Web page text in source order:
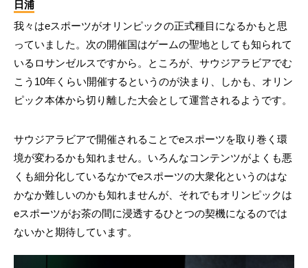
日浦
我々はeスポーツがオリンピックの正式種目になるかもと思
っていました。次の開催国はゲームの聖地としても知られて
いるロサンゼルスですから。ところが、サウジアラビアでむ
こう10年くらい開催するというのが決まり、しかも、オリン
ピック本体から切り離した大会として運営されるようです。
サウジアラビアで開催されることでeスポーツを取り巻く環
境が変わるかも知れません。いろんなコンテンツがよくも悪
くも細分化しているなかでeスポーツの大衆化というのはな
かなか難しいのかも知れませんが、それでもオリンピックは
eスポーツがお茶の間に浸透するひとつの契機になるのでは
ないかと期待しています。